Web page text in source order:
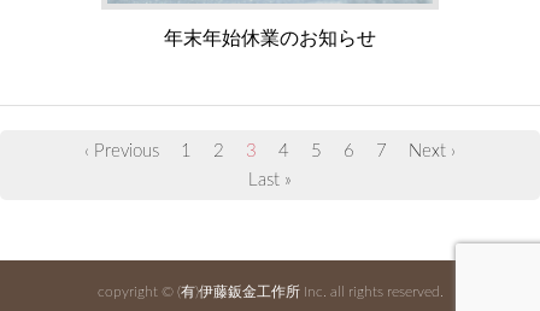
年末年始休業のお知らせ
‹ Previous 1 2 3 4 5 6 7
Next ›
Last »
copyright © (有)伊藤鈑金工作所Inc. all rights reserved.